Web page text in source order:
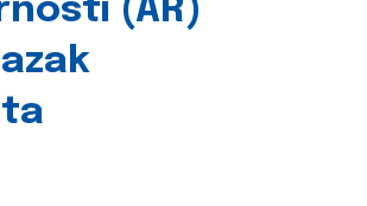
(AR)